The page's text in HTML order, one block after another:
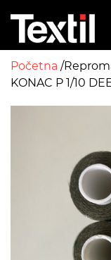
Početna
KONAC P 1/10